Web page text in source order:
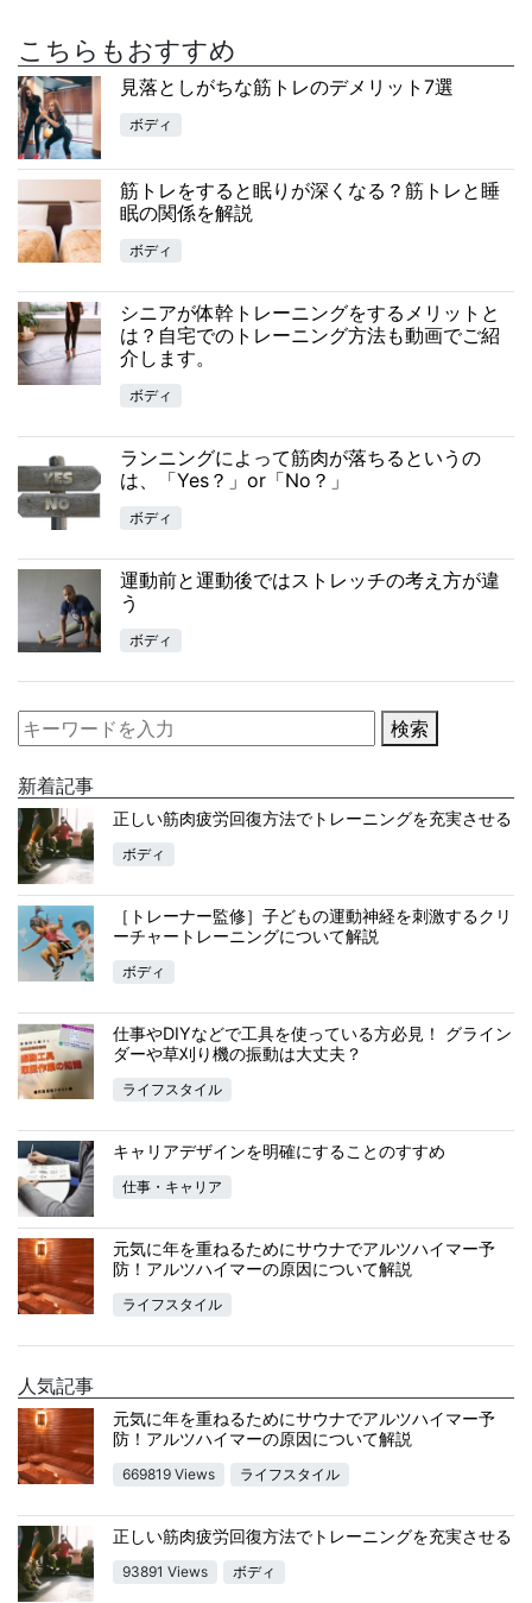
こちらもおすすめ
見落としがちな筋トレのデメリット7選
ボディ
筋トレをすると眠りが深くなる？筋トレと睡
眠の関係を解説
ボディ
シニアが体幹トレーニングをするメリットと
は？自宅でのトレーニング方法も動画でご紹
介します。
ボディ
ランニングによって筋肉が落ちるというの
は、「Yes？」or「No？」
ボディ
運動前と運動後ではストレッチの考え方が違
う
ボディ
検索
新着記事
正しい筋肉疲労回復方法でトレーニングを充実させる
ボディ
［トレーナー監修］子どもの運動神経を刺激するクリ
ーチャートレーニングについて解説
ボディ
仕事やDIYなどで工具を使っている方必見！ グライン
ダーや草刈り機の振動は大丈夫？
ライフスタイル
キャリアデザインを明確にすることのすすめ
仕事・キャリア
元気に年を重ねるためにサウナでアルツハイマー予
防！アルツハイマーの原因について解説
ライフスタイル
人気記事
元気に年を重ねるためにサウナでアルツハイマー予
防！アルツハイマーの原因について解説
669819 Views ライフスタイル
正しい筋肉疲労回復方法でトレーニングを充実させる
93891 Views ボディ